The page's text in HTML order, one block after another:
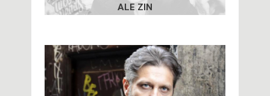
ALE ZIN